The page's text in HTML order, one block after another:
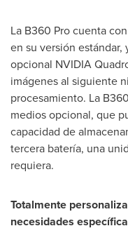
La B360 Pro cuenta
en su versión
opcional NVIDIA
imágenes al siguiente
procesamiento. La
medios opcional, que
capacidad de
tercera batería, una
requiera.
Totalmente
necesidades